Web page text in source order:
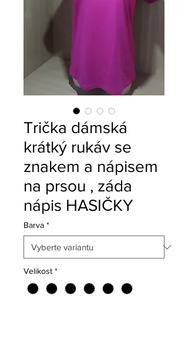
Trička dámská
krátký rukáv se
znakem a nápisem
na prsou , záda
nápis HASIČKY
Barva *
Velikost *